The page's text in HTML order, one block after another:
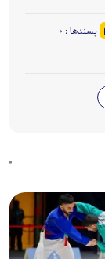
پسندها : ۰